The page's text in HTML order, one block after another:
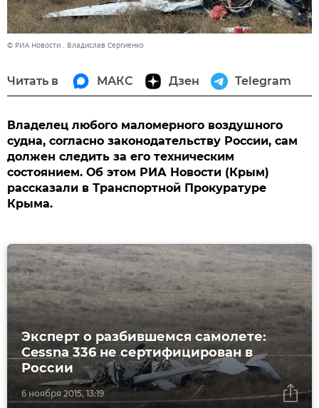
© РИА Новости . Владислав Сергиенко
Читать в МАКС Дзен Telegram
Владелец любого маломерного воздушного
судна, согласно законодательству России, сам
должен следить за его техническим
состоянием. Об этом РИА Новости (Крым)
рассказали в Транспортной Прокуратуре
Крыма.
6 ноября 2015, 13:19
Эксперт о разбившемся самолете:
Cessna 336 не сертифицирован в
России